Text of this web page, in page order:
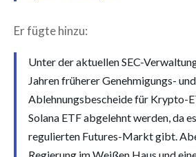
Er fügte hinzu:
Unter der aktuellen SEC-
Jahren früherer Genehmigungs- und
Ablehnungsbescheide für Krypto-
Solana ETF abgelehnt werden, da
regulierten Futures-Markt gibt.